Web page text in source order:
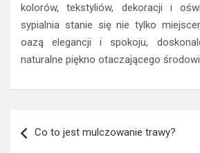
kolorów, tekstyliów, dekoracji i
sypialnia stanie się nie tylko
oazą elegancji i spokoju,
naturalne piękno otaczającego
wpisu
Co to jest mulczowanie trawy?